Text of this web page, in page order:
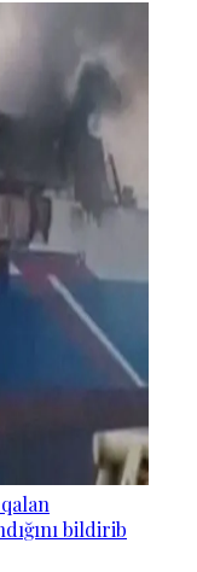
bildirib